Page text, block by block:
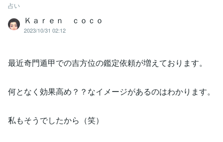
占い
Ｋａｒｅｎ ｃｏｃｏ
2023/10/31 02:12
最近奇門遁甲での吉方位の鑑定依頼が増えております。
何となく効果高め？？なイメージがあるのはわかります。
私もそうでしたから（笑）